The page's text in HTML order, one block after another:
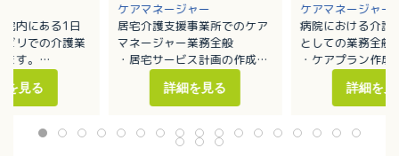
ケアマネージャー
居宅介護支援事業所でのケア
マネージャー業務全般
・居宅サービス計画の作成
・利用者の実態把握
・担当者会議の開催
・適切な居宅介護サービス提
供に向けた活動
詳細を見る
ケアマネージャー
病院における介護
としての業務全般
・ケアプラン作成
・モニタリング業
・介護保険の申
詳細を見
内にある1日
リでの介護業
す。
排泄・入浴介
リハビリ業務全
を見る